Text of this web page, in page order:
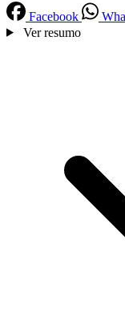
Facebook
Ver resumo